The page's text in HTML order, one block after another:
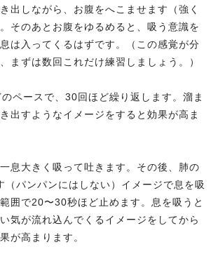
出しながら、お腹をへこませます（強く
そのあとお腹をゆるめると、吸う意識を
は入ってくるはずです。（この感覚が分
まずは数回これだけ練習しましょう。）
ペースで、30回ほど繰り返します。溜ま
出すようなイメージをすると効果が高ま
息大きく吸って吐きます。その後、肺の
（パンパンにはしない）イメージで息を吸
囲で20〜30秒ほど止めます。息を吸うと
気が流れ込んでくるイメージをしてから
が高まります。